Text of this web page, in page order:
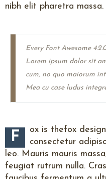
nibh elit pharetra massa.
Every Font Awesome
Lorem ipsum dolor sit
cum, no quo maiorum
Mea cu case ludus
F
ox is thefox
consectetur
leo. Mauris mauris
feugiat rutrum nulla.